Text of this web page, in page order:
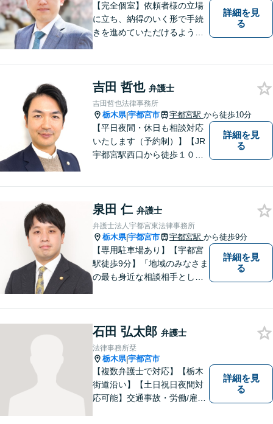
【完全個室】依頼者様の立場
に立ち、納得のいく形で手続
きを進めていただけるよう、
識し、常に誠実で真摯な対応
を心掛けています。【南宇都
宮駅5分】
詳細を見
る
吉田 哲也 弁護士
吉田哲也法律事務所
栃木県|宇都宮市 宇都宮駅 から徒歩10分
【平日夜間・休日も相談対応
いたします（予約制）】【JR
宇都宮駅西口から徒歩１０
に対応いたします。ぜひ一度
ご相談ください。
詳細を見
る
泉田 仁 弁護士
弁護士法人宇都宮東法律事務所
栃木県|宇都宮市 宇都宮駅 から徒歩9分
【専用駐車場あり】【宇都宮
駅徒歩9分】「地域のみなさま
の最も身近な相談相手として
通事故／遺産相続／借金問題
／企業法務／離婚問題などさ
まざまな分野に力を入れてお
ります。
詳細を見
る
石田 弘太郎 弁護士
法律事務所栞
栃木県|宇都宮市
【複数弁護士で対応】【栃木
街道沿い】【土日祝日夜間対
応可能】交通事故・労働/雇用
詳細を見
る